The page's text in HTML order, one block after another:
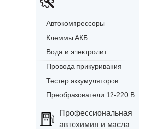
Автокомпрессоры
Клеммы АКБ
Вода и электролит
Провода прикуривания
Тестер аккумуляторов
Преобразователи 12-220 В
Профессиональная
автохимия и масла